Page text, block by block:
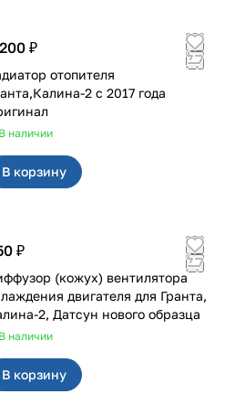
₽
отопителя
2 с 2017 года
В наличии
В корзину
₽
(кожух) вентилятора
двигателя для Гранта,
2, Датсун нового образца
В наличии
В корзину